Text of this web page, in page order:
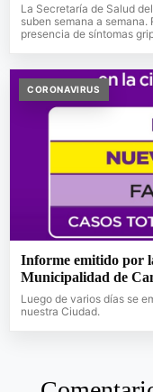
La Secretaría de Salud
suben semana a
presencia de síntomas
CORONAVIRUS
Informe emitido por
Municipalidad de
Luego de varios días se
nuestra Ciudad.